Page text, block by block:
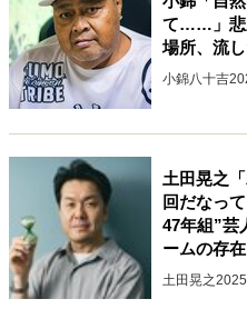
リーダーの流儀 変革の
トップが描く未来
重圧との向き合い方 一
忘れられない言葉
10代
ライフスタイル・生き方
て……」悲
場所、流
小錦八十吉
土田晃之
回だなっ
47年組”芸
ームの存在
土田晃之